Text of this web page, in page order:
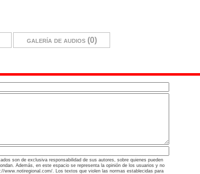
galería de audios (0)
son de exclusiva responsabilidad de sus autores, sobre quienes pueden
Además, en este espacio se representa la opinión de los usuarios y no
www.notiregional.com/. Los textos que violen las normas establecidas para